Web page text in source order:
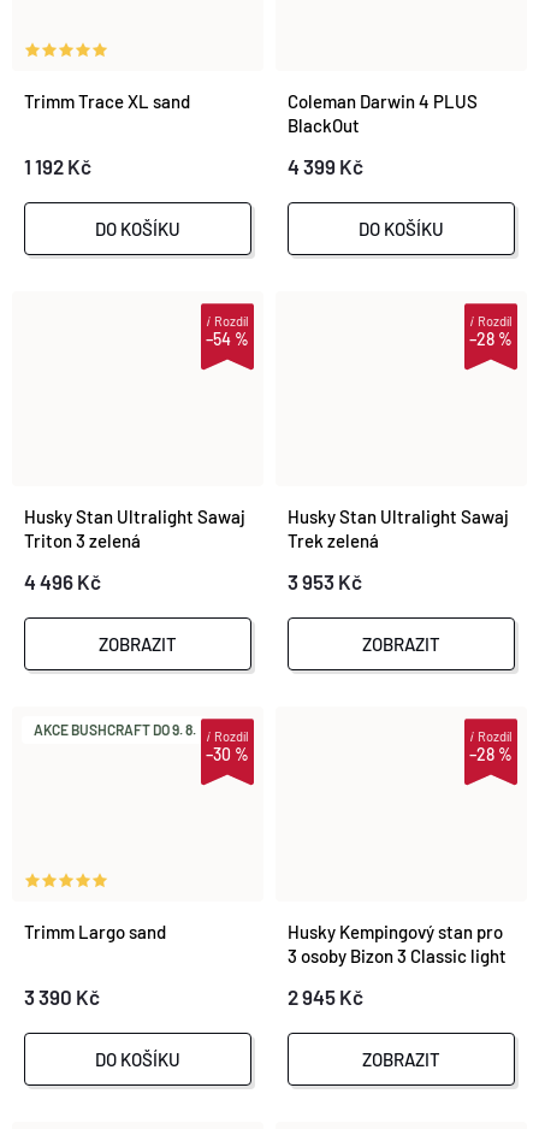
Trimm Trace XL sand
1 192 Kč
DO KOŠÍKU
Coleman Darwin 4 PLUS
BlackOut
4 399 Kč
DO KOŠÍKU
–54 %
iRozdíl
Husky Stan Ultralight Sawaj
Triton 3 zelená
4 496 Kč
ZOBRAZIT
–28 %
iRozdíl
Husky Stan Ultralight Sawaj
Trek zelená
3 953 Kč
ZOBRAZIT
AKCE BUSHCRAFT DO 9. 8.
–30 %
iRozdíl
Trimm Largo sand
3 390 Kč
DO KOŠÍKU
–28 %
iRozdíl
Husky Kempingový stan pro
3 osoby Bizon 3 Classic light
2 945 Kč
ZOBRAZIT